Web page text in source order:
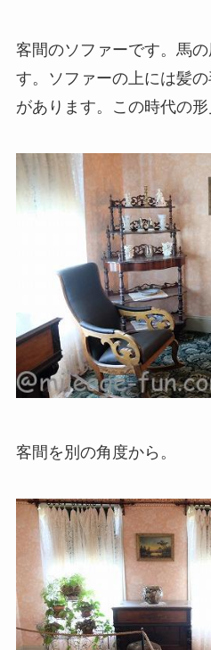
客間のソファーです。馬
す。ソファーの上には髪
があります。この時代の形
客間を別の角度から。